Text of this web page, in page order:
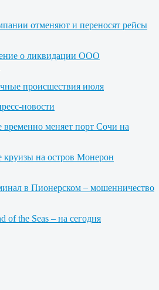
отменяют и переносят рейсы
о ликвидации ООО
происшествия июля
новости
временно меняет порт Сочи на
на остров Монерон
в Пионерском – мошенничество
of the Seas – на сегодня